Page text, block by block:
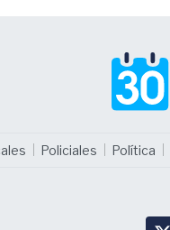
Policiales Política